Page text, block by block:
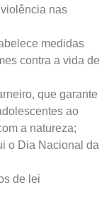
nas
medidas
contra a vida de
que garante
ao
a natureza;
o Dia Nacional da
de lei